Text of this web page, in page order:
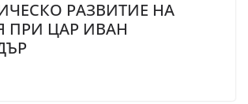
РАЗВИТИЕ НА
ПРИ ЦАР ИВАН